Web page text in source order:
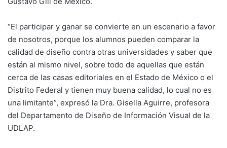
“El participar y ganar se convierte en un escenario a favor
de nosotros, porque los alumnos pueden comparar la
calidad de diseño contra otras universidades y saber que
están al mismo nivel, sobre todo de aquellas que están
cerca de las casas editoriales en el Estado de México o el
Distrito Federal y tienen muy buena calidad, lo cual no es
una limitante”, expresó la Dra. Gisella Aguirre, profesora
del Departamento de Diseño de Información Visual de la
UDLAP.